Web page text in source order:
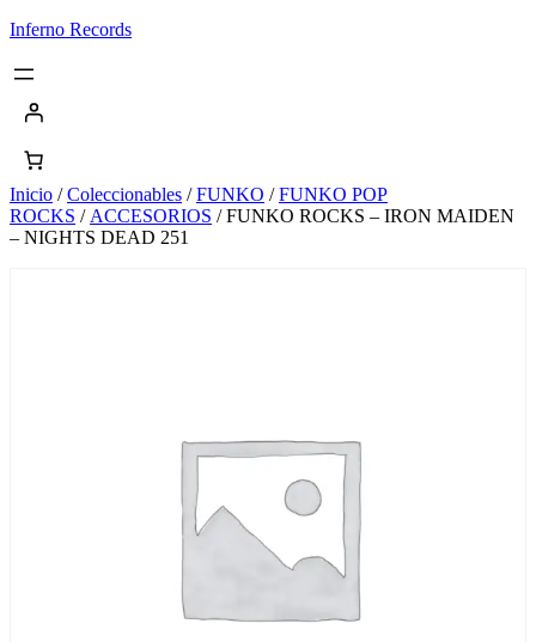
Saltar
contenido
Inferno Records
Inicio /Coleccionables /FUNKO /FUNKO POP
ROCKS / ACCESORIOS / FUNKO ROCKS – IRON MAIDEN
– NIGHTS DEAD 251